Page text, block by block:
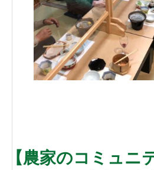
【農家のコミュニ